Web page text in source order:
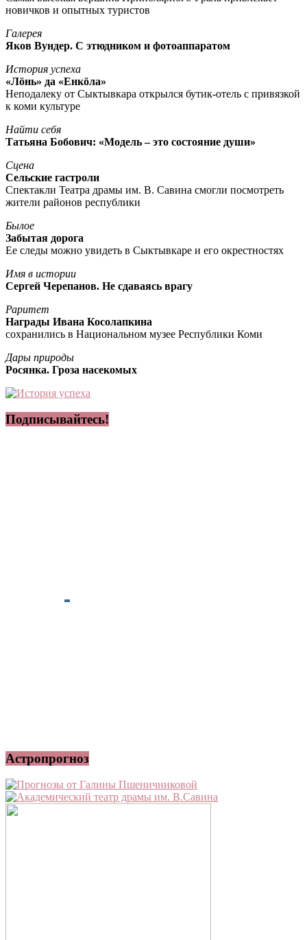
новичков и опытных туристов
Галерея
Яков Вундер. С этюдником и фотоаппаратом
История успеха
«Лöнь» да «Енкöла»
Неподалеку от Сыктывкара открылся бутик-отель с привязкой
к коми культуре
Найти себя
Татьяна Бобович: «Модель – это состояние души»
Сцена
Сельские гастроли
Спектакли Театра драмы им. В. Савина смогли посмотреть
жители районов республики
Былое
Забытая дорога
Ее следы можно увидеть в Сыктывкаре и его окрестностях
Имя в истории
Сергей Черепанов. Не сдаваясь врагу
Раритет
Награды Ивана Косолапкина
сохранились в Национальном музее Республики Коми
Дары природы
Росянка. Гроза насекомых
Подписывайтесь!
Астропрогноз